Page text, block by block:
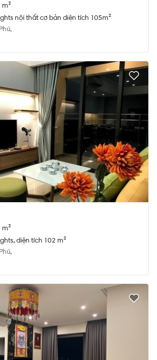
m²
nội thất cơ bản diện tích 105m²
m²
Heights, diện tích 102 m²